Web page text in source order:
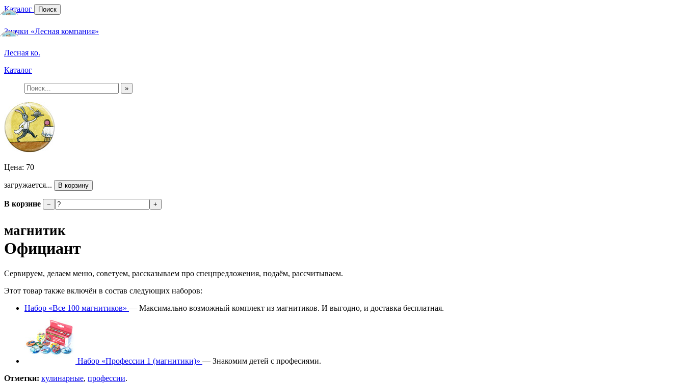
Каталог Поиск
Значки «Лесная компания»
Лесная ко.
Каталог
»
Цена: 70
загружается... В корзину
В корзине − +
магнитик
Официант
Сервируем, делаем меню, советуем, рассказываем про спецпредложения, подаём, рассчитываем.
Этот товар также включён в состав следующих наборов:
Набор «Все 100 магнитиков» — Максимально возможный комплект из магнитиков. И выгодно, и доставка бесплатная.
Набор «Профессии 1 (магнитики)» — Знакомим детей с професиями.
Отметки: кулинарные, профессии.